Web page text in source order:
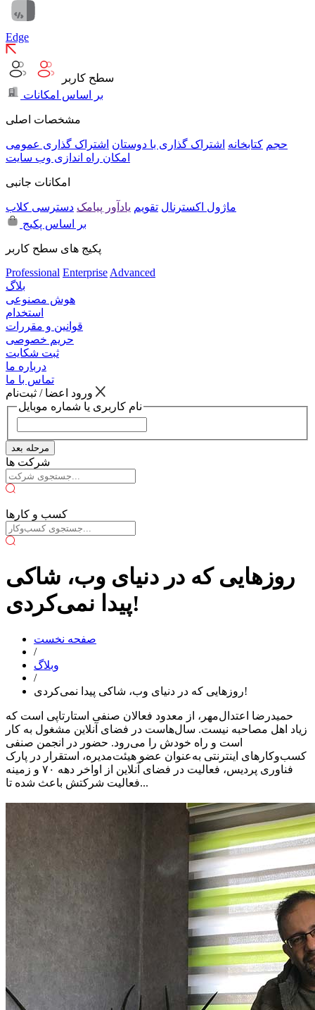
Edge
سطح کاربر
بر اساس امکانات
مشخصات اصلی
حجم کتابخانه اشتراک گذاری با دوستان اشتراک گذاری عمومی
امکان راه اندازی وب سایت
امکانات جانبی
ماژول اکسترنال تقویم یادآور پیامک دسترسی کلاب
بر اساس پکیج
پکیج های سطح کاربر
Professional EnterpriseAdvanced
بلاگ
هوش مصنوعی
استخدام
قوانین و مقررات
حریم خصوصی
ثبت شکایت
درباره ما
تماس با ما
نام کاربری یا شماره موبایل
مرحله بعد
شرکت ها
کسب و کارها
روزهایی که در دنیای وب، شاکی
پیدا نمی‌کردی!
صفحه نخست
/
وبلاگ
/
روزهایی که در دنیای وب، شاکی پیدا نمی‌کردی!
حمیدرضا اعتدال‌مهر، از معدود فعالان صنفی استارتاپی است که
زیاد اهل مصاحبه نیست. سال‌هاست در فضای آنلاین مشغول به کار
است و راه خودش را می‌رود. حضور در انجمن صنفی
کسب‌وکارهای اینترنتی به‌عنوان عضو هیئت‌مدیره، استقرار در پارک
فناوری پردیس، فعالیت در فضای آنلاین از اواخر دهه ۷۰ و زمینه
فعالیت شرکتش باعث شده تا...